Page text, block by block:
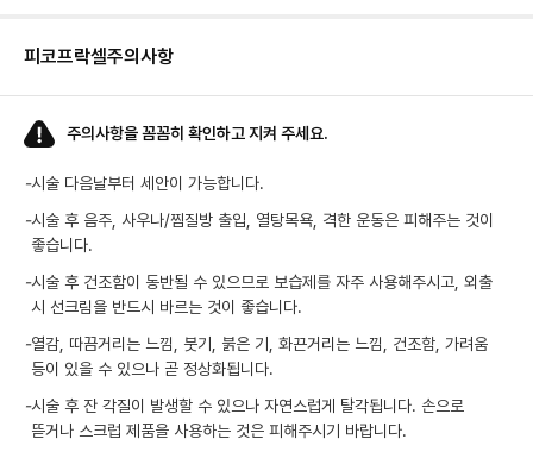
피코프락셀주의사항
주의사항을 꼼꼼히 확인하고 지켜 주세요.
-시술 다음날부터 세안이 가능합니다.
-시술 후 음주, 사우나/찜질방 출입, 열탕목욕, 격한 운동은 피해주는 것이
좋습니다.
-시술 후 건조함이 동반될 수 있으므로 보습제를 자주 사용해주시고, 외출
시 선크림을 반드시 바르는 것이 좋습니다.
-열감, 따끔거리는 느낌, 붓기, 붉은 기, 화끈거리는 느낌, 건조함, 가려움
등이 있을 수 있으나 곧 정상화됩니다.
-시술 후 잔 각질이 발생할 수 있으나 자연스럽게 탈각됩니다. 손으로
뜯거나 스크럽 제품을 사용하는 것은 피해주시기 바랍니다.